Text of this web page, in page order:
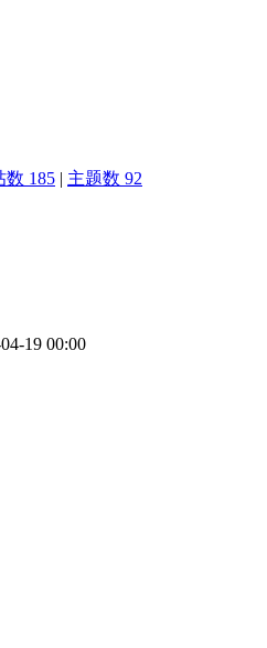
数 185 | 主题数 92
19 00:00